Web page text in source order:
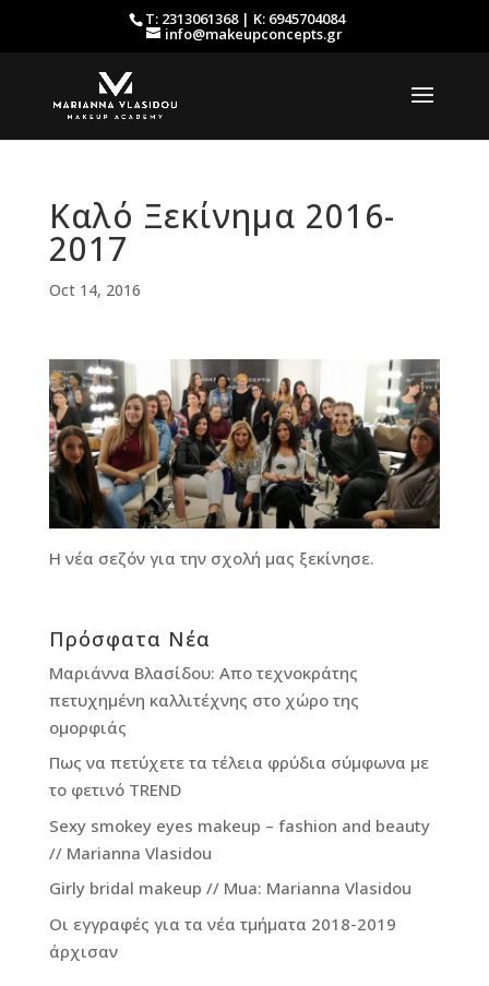
Τ: 2313061368 | Κ: 6945704084
info@makeupconcepts.gr
Καλό Ξεκίνημα 2016-
2017
Oct 14, 2016
Η νέα σεζόν για την σχολή μας ξεκίνησε.
Πρόσφατα Νέα
Μαριάννα Βλασίδου: Απο τεχνοκράτης
πετυχημένη καλλιτέχνης στο χώρο της
ομορφιάς
Πως να πετύχετε τα τέλεια φρύδια σύμφωνα με
το φετινό TREND
Sexy smokey eyes makeup – fashion and beauty
// Marianna Vlasidou
Girly bridal makeup // Mua: Marianna Vlasidou
Οι εγγραφές για τα νέα τμήματα 2018-2019
άρχισαν